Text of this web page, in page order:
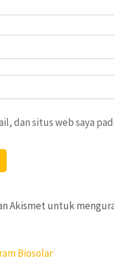
dan situs web saya
Akismet untuk
Biosolar